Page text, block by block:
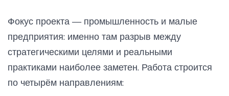
Фокус проекта — промышленность и малые
предприятия: именно там разрыв между
стратегическими целями и реальными
практиками наиболее заметен. Работа строится
по четырём направлениям: